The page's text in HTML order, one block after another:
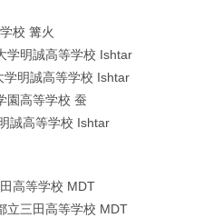
校 篝火
学明誠高等学校 Ishtar
学明誠高等学校 Ishtar
園高等学校 蚕
誠高等学校 Ishtar
高等学校 MDT
立三田高等学校 MDT